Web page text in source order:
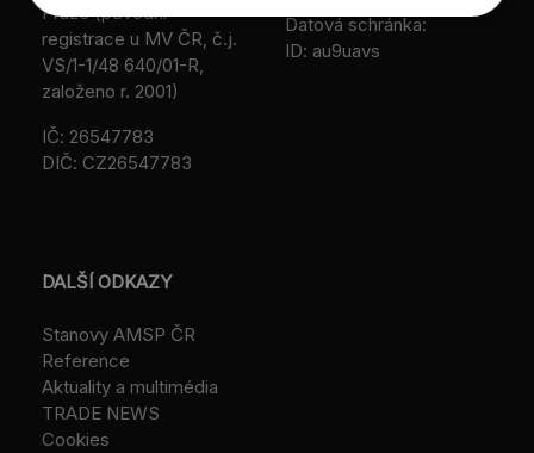
Praze (původní
registrace u MV ČR, č.j.
VS/1-1/48 640/01-R,
založeno r. 2001)
IČ: 26547783
DIČ: CZ26547783
Datová schránka:
ID: au9uavs
DALŠÍ ODKAZY
Stanovy AMSP ČR
Reference
Aktuality a multimédia
TRADE NEWS
Cookies